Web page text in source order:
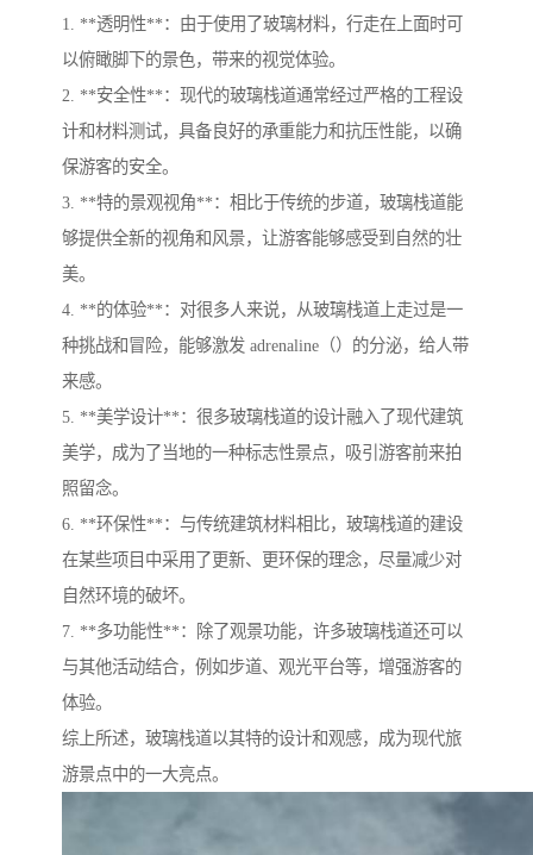
1. **透明性**：由于使用了玻璃材料，行走在上面时可
以俯瞰脚下的景色，带来的视觉体验。
2. **安全性**：现代的玻璃栈道通常经过严格的工程设
计和材料测试，具备良好的承重能力和抗压性能，以确
保游客的安全。
3. **特的景观视角**：相比于传统的步道，玻璃栈道能
够提供全新的视角和风景，让游客能够感受到自然的壮
美。
4. **的体验**：对很多人来说，从玻璃栈道上走过是一
种挑战和冒险，能够激发 adrenaline（）的分泌，给人带
来感。
5. **美学设计**：很多玻璃栈道的设计融入了现代建筑
美学，成为了当地的一种标志性景点，吸引游客前来拍
照留念。
6. **环保性**：与传统建筑材料相比，玻璃栈道的建设
在某些项目中采用了更新、更环保的理念，尽量减少对
自然环境的破坏。
7. **多功能性**：除了观景功能，许多玻璃栈道还可以
与其他活动结合，例如步道、观光平台等，增强游客的
体验。
综上所述，玻璃栈道以其特的设计和观感，成为现代旅
游景点中的一大亮点。